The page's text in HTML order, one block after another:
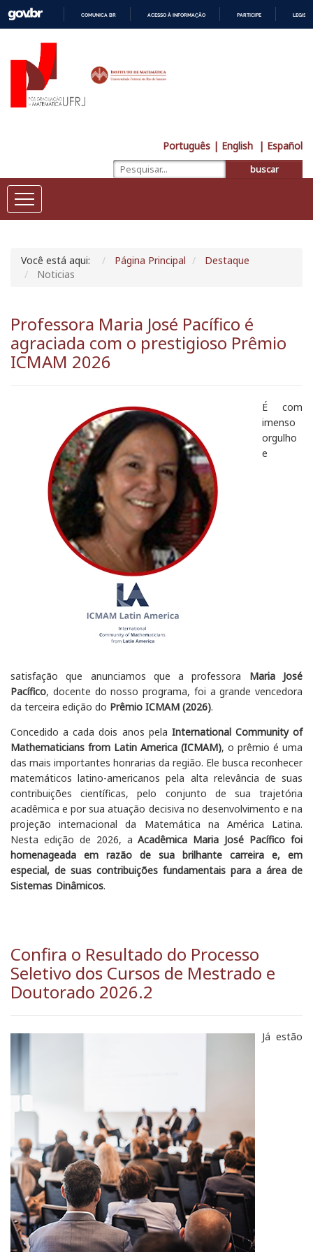
COMUNICA BR ACESSO À INFORMAÇÃO PARTICIPE
Português | English | Español
buscar
Você está aqui: Página Principal
Destaque
Noticias
Professora Maria José Pacífico é
agraciada com o prestigioso Prêmio
ICMAM 2026
É com
imenso
orgulho
e
satisfação que anunciamos que a professora Maria José
Pacífico, docente do nosso programa, foi a grande vencedora
da terceira edição do Prêmio ICMAM (2026).
Concedido a cada dois anos pela International Community of
Mathematicians from Latin America (ICMAM), o prêmio é uma
das mais importantes honrarias da região. Ele busca reconhecer
matemáticos latino-americanos pela alta relevância de suas
contribuições científicas, pelo conjunto de sua trajetória
acadêmica e por sua atuação decisiva no desenvolvimento e na
projeção internacional da Matemática na América Latina.
Nesta edição de 2026, aAcadêmica Maria José Pacífico foi
homenageada em razão de sua brilhante carreira e, em
especial, de suas contribuições fundamentais para a área de
Sistemas Dinâmicos.
Confira o Resultado do Processo
Seletivo dos Cursos de Mestrado e
Doutorado 2026.2
Já estão